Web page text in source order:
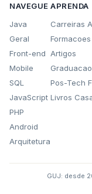
NAVEGUE
Java
Geral
Front-end
Mobile
SQL
JavaScript
PHP
Android
Arquitetura
APRENDA
Carreiras
Formacoes
Artigos
Graduacao
Pos-Tech
Livros
GUJ: desde